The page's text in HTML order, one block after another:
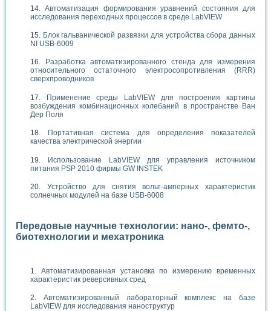
Автоматизация формирования уравнений состояния для
исследования переходных процессов в среде LabVIEW
Блок гальванической развязки для устройства сбора данных
NI USB-6009
Разработка автоматизированного стенда для измерения
относительного остаточного электросопротивления (RRR)
сверхпроводников
Применение среды LabVIEW для построения картины
возбуждения комбинационных колебаний в пространстве Ван
Дер Поля
Портативная система для определения показателей
качества электрической энергии
Использование LabVIEW для управления источником
питания PSP 2010 фирмы GW INSTEK
Устройство для снятия вольт-амперных характеристик
солнечных модулей на базе USB-6008
Передовые научные технологии: нано-, фемто-,
биотехнологии и мехатроника
Автоматизированная установка по измерению временных
характеристик реверсивных сред
Автоматизированный лабораторный комплекс на базе
LabVIEW для исследования наноструктур